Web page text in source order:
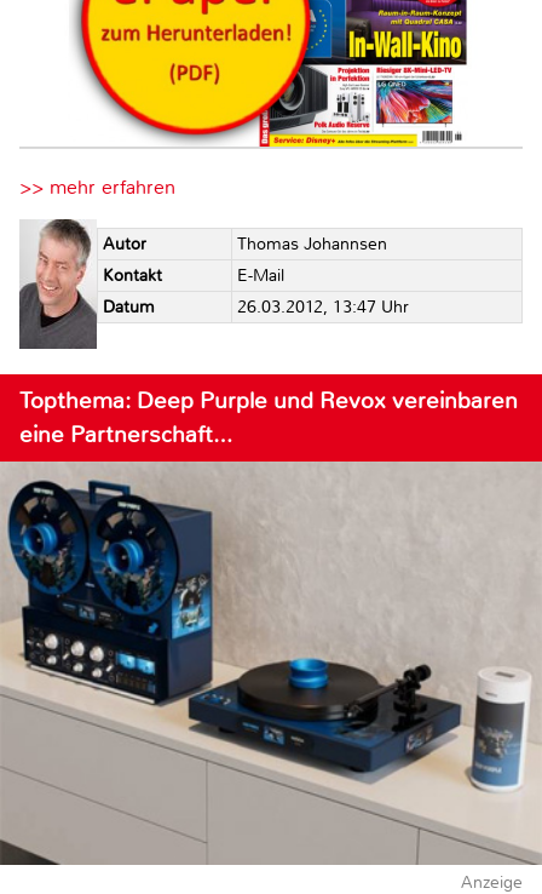
>> mehr erfahren
Autor
Thomas Johannsen
Kontakt
E-Mail
Datum
26.03.2012, 13:47 Uhr
Topthema: Deep Purple und Revox vereinbaren
eine Partnerschaft…
Anzeige